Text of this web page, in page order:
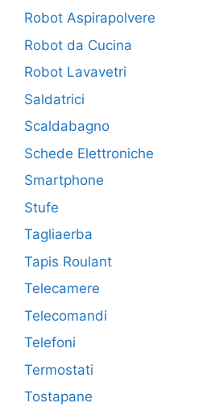
Robot Aspirapolvere
Robot da Cucina
Robot Lavavetri
Saldatrici
Scaldabagno
Schede Elettroniche
Smartphone
Stufe
Tagliaerba
Tapis Roulant
Telecamere
Telecomandi
Telefoni
Termostati
Tostapane